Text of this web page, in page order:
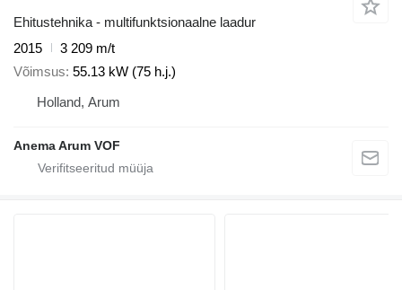
Ehitustehnika - multifunktsionaalne laadur
2015
3 209 m/t
Võimsus 55.13 kW (75 h.j.)
Holland, Arum
Anema Arum VOF